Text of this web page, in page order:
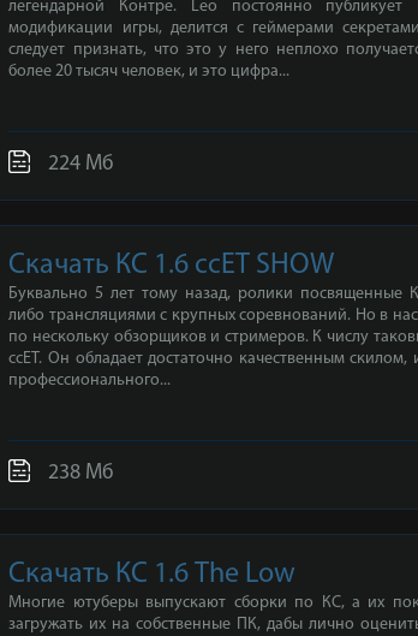
легендарной Контре. Leo постоянно
модификации игры, делится с геймерами
следует признать, что это у него неплохо
более 20 тысяч человек, и это цифра...
224 Мб
Скачать КС 1.6 ccET SHOW
Буквально 5 лет тому назад, ролики посвященные
либо трансляциями с крупных соревнований. Но в
по нескольку обзорщиков и стримеров. К числу
ccET. Он обладает достаточно качественным
профессионального...
238 Мб
Скачать КС 1.6 The Low
Многие ютуберы выпускают сборки по КС, а их
загружать их на собственные ПК, дабы лично